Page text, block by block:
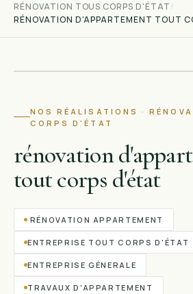
RÉNOVATION TOUS CORPS D'ÉTAT/
RÉNOVATION D'APPARTEMENT TOUT
NOS RÉALISATIONS ·
CORPS D'ÉTAT
rénovation
tout corps d'état
RÉNOVATION APPARTEMENT
ENTREPRISE TOUT CORPS D'ÉTAT
ENTREPRISE GÉNERALE
TRAVAUX D'APPARTEMENT